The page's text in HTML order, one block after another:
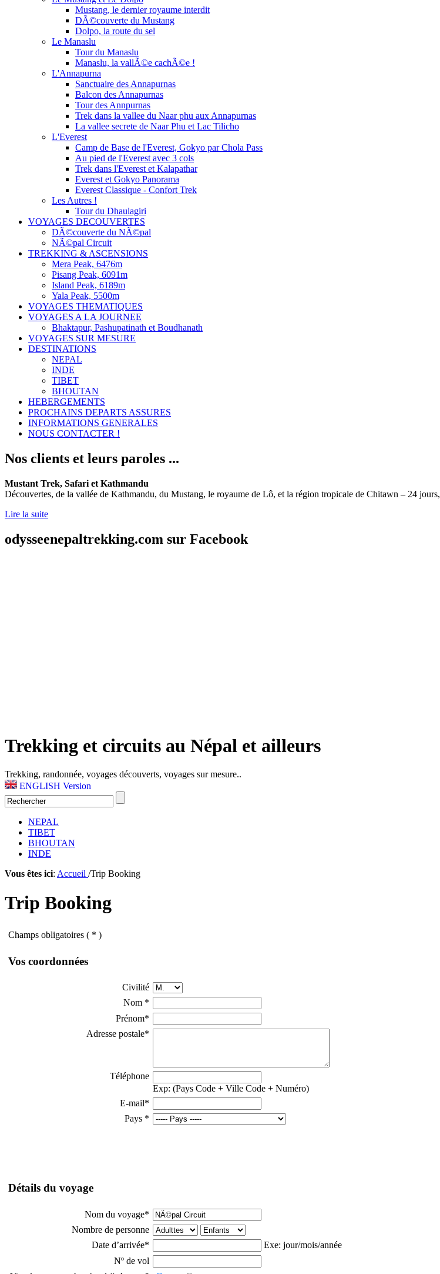
Mustang, le dernier royaume interdit
DÃ©couverte du Mustang
Dolpo, la route du sel
Le Manaslu
Tour du Manaslu
Manaslu, la vallÃ©e cachÃ©e !
L'Annapurna
Sanctuaire des Annapurnas
Balcon des Annapurnas
Tour des Annpurnas
Trek dans la vallee du Naar phu aux Annapurnas
La vallee secrete de Naar Phu et Lac Tilicho
L'Everest
Camp de Base de l'Everest, Gokyo par Chola Pass
Au pied de l'Everest avec 3 cols
Trek dans l'Everest et Kalapathar
Everest et Gokyo Panorama
Everest Classique - Confort Trek
Les Autres !
Tour du Dhaulagiri
VOYAGES DECOUVERTES
DÃ©couverte du NÃ©pal
NÃ©pal Circuit
TREKKING & ASCENSIONS
Mera Peak, 6476m
Pisang Peak, 6091m
Island Peak, 6189m
Yala Peak, 5500m
VOYAGES THEMATIQUES
VOYAGES A LA JOURNEE
Bhaktapur, Pashupatinath et Boudhanath
VOYAGES SUR MESURE
DESTINATIONS
NEPAL
INDE
TIBET
BHOUTAN
HEBERGEMENTS
PROCHAINS DEPARTS ASSURES
INFORMATIONS GENERALES
NOUS CONTACTER !
Nos clients et leurs paroles ...
Mustant Trek, Safari et Kathmandu
Découvertes, de la vallée de Kathmandu, du Mustang, le royaume de Lô, et la région tropicale de Chitawn – 24 jours,
Lire la suite
odysseenepaltrekking.com sur Facebook
Trekking et circuits au Népal et ailleurs
Trekking, randonnée, voyages découverts, voyages sur mesure..
ENGLISH Version
NEPAL
TIBET
BHOUTAN
INDE
Vous êtes ici: Accueil /Trip Booking
Trip Booking
Champs obligatoires ( * )
Vos coordonnées
Civilité
Nom *
Prénom*
Adresse postale*
Téléphone
Exp: (Pays Code + Ville Code + Numéro)
E-mail*
Pays *
Détails du voyage
Nom du voyage*
Nombre de personne
Date d’arrivée*
Exe: jour/mois/année
Nº de vol